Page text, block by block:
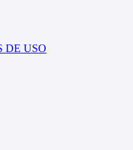
DE USO